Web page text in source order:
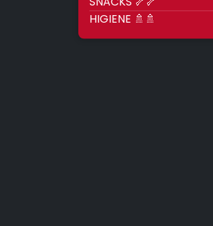
HIGIENE 🚿🚿